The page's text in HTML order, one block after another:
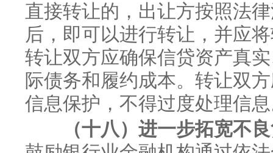
直接转让的，出让方按照法
后，即可以进行转让，并应
转让双方应确保信贷资产真
际债务和履约成本。转让双
信息保护，不得过度处理信
（十八）进一步拓宽不